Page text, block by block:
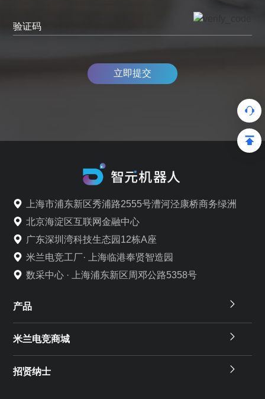
验证码
立即提交
上海市浦东新区秀浦路2555号漕河泾康桥商务绿洲
北京海淀区互联网金融中心
广东深圳湾科技生态园12栋A座
米兰电竞工厂· 上海临港奉贤智造园
数采中心 · 上海浦东新区周邓公路5358号
产品
米兰电竞商城
招贤纳士